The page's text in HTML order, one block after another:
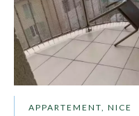
APPARTEMENT, NICE